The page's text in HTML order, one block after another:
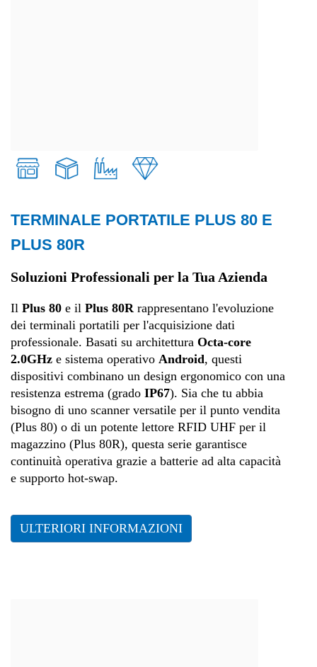
Trasporti e logistica
Produzione
Fashion
TERMINALE PORTATILE PLUS 80 E
PLUS 80R
Soluzioni Professionali per la Tua Azienda
Il Plus 80 e il Plus 80Rrappresentano l'evoluzione
dei terminali portatili per l'acquisizione dati
professionale. Basati su architettura Octa-core
2.0GHz e sistema operativo Android, questi
dispositivi combinano un design ergonomico con una
resistenza estrema (grado IP67). Sia che tu abbia
bisogno di uno scanner versatile per il punto vendita
(Plus 80) o di un potente lettore RFID UHF per il
magazzino (Plus 80R), questa serie garantisce
continuità operativa grazie a batterie ad alta capacità
e supporto hot-swap.
ULTERIORI INFORMAZIONI